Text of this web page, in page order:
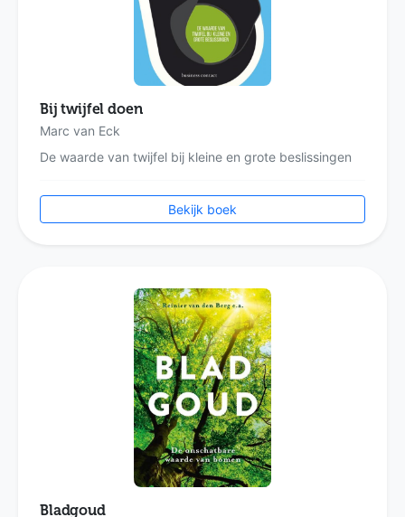
Bij twijfel doen
Marc van Eck
De waarde van twijfel bij kleine en grote beslissingen
Bekijk boek
Bladgoud